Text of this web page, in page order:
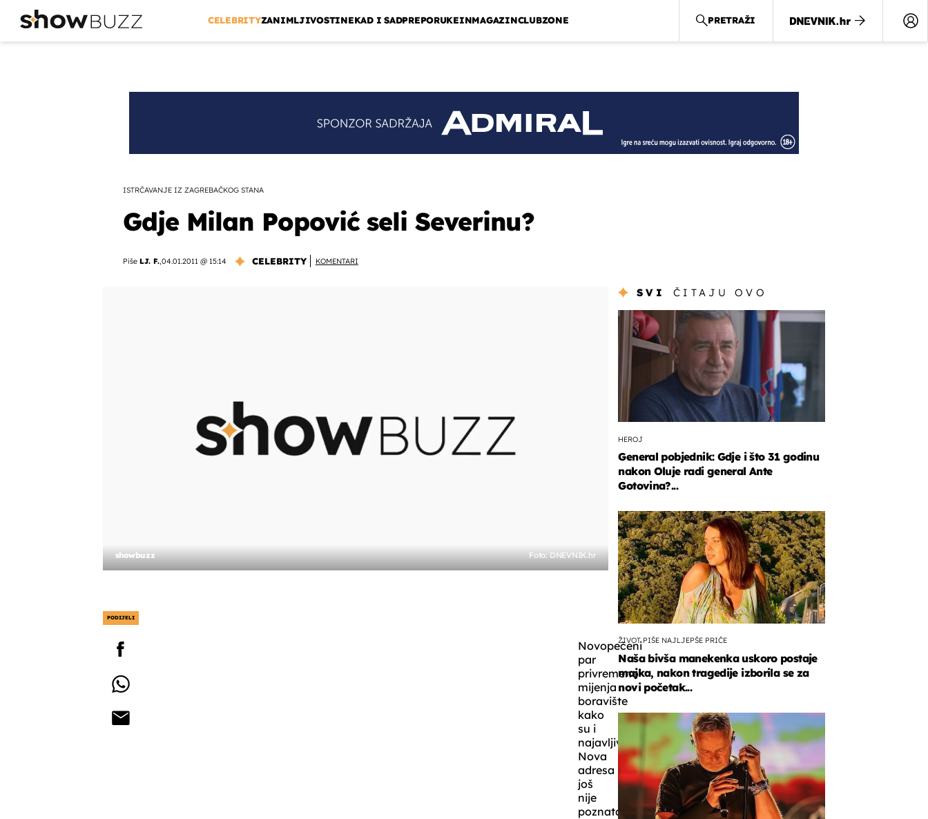
CELEBRITYZANIMLJIVOSTINEKAD I SADPREPORUKEINMAGAZINCLUBZONE PRETRAŽI
ISTRČAVANJE IZ ZAGREBAČKOG STANA
Gdje Milan Popović seli Severinu?
Piše LJ. F.,04.01.2011 @ 15:14 CELEBRITY KOMENTARI
showbuzz Foto: DNEVNIK.hr
PODIJELI
Novopečeni
par
privremeno
mijenja
boravište
kako
su i
najavljivali.
Nova
adresa
još
nije
poznata.
SVI ČITAJU OVO
HEROJ
General pobjednik: Gdje i što 31 godinu
nakon Oluje radi general Ante
Gotovina?...
ŽIVOT PIŠE NAJLJEPŠE PRIČE
Naša bivša manekenka uskoro postaje
majka, nakon tragedije izborila se za
novi početak...